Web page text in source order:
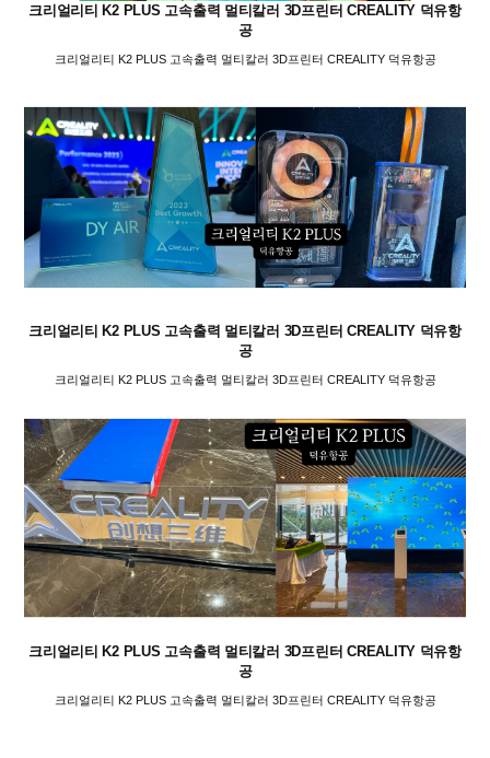
크리얼리티 K2 PLUS 고속출력 멀티칼러 3D프린터 CREALITY 덕유항
공
크리얼리티 K2 PLUS 고속출력 멀티칼러 3D프린터 CREALITY 덕유항공
크리얼리티 K2 PLUS 고속출력 멀티칼러 3D프린터 CREALITY 덕유항
공
크리얼리티 K2 PLUS 고속출력 멀티칼러 3D프린터 CREALITY 덕유항공
크리얼리티 K2 PLUS 고속출력 멀티칼러 3D프린터 CREALITY 덕유항
공
크리얼리티 K2 PLUS 고속출력 멀티칼러 3D프린터 CREALITY 덕유항공